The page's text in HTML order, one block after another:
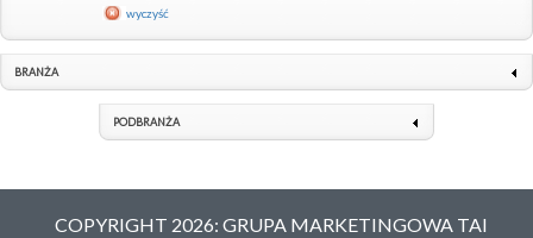
wyczyść
BRANŻA
PODBRANŻA
COPYRIGHT 2026: GRUPA MARKETINGOWA TAI